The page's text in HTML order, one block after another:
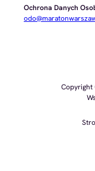
Ochrona Danych
Copyright